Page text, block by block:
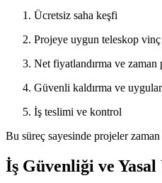
Ücretsiz saha keşfi
Projeye uygun teleskop
Net fiyatlandırma ve zaman
Güvenli kaldırma ve
İş teslimi ve kontrol
Bu süreç sayesinde projeler zaman
İş Güvenliği ve